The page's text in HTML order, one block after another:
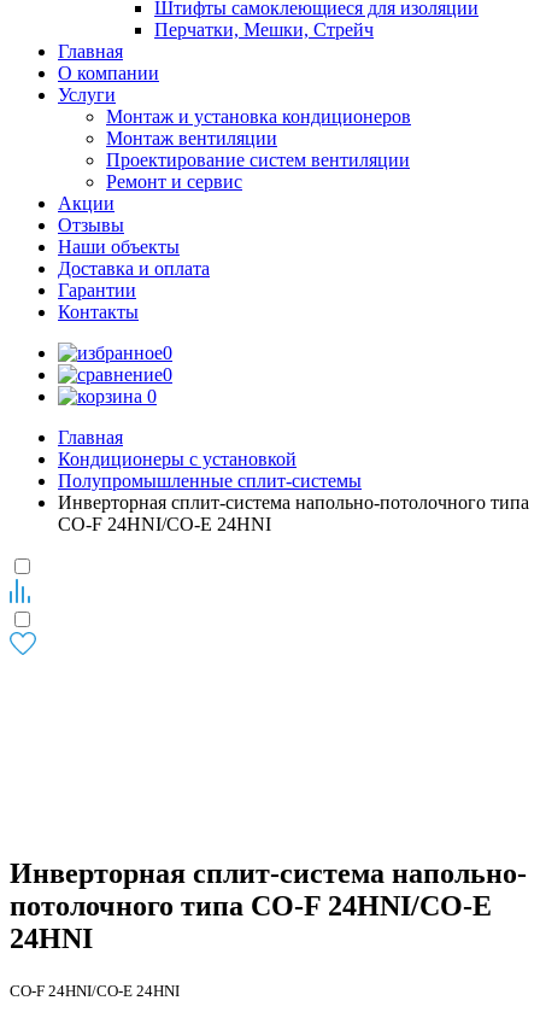
Штифты самоклеющиеся для изоляции
Перчатки, Мешки, Стрейч
Главная
О компании
Услуги
Монтаж и установка кондиционеров
Монтаж вентиляции
Проектирование систем вентиляции
Ремонт и сервис
Акции
Отзывы
Наши объекты
Доставка и оплата
Гарантии
Контакты
0
0
0
Главная
Кондиционеры с установкой
Полупромышленные сплит-системы
Инверторная сплит-система напольно-потолочного типа
CO-F 24HNI/CO-E 24HNI
Инверторная сплит-система напольно-
потолочного типа CO-F 24HNI/CO-E
24HNI
CO-F 24HNI/CO-E 24HNI